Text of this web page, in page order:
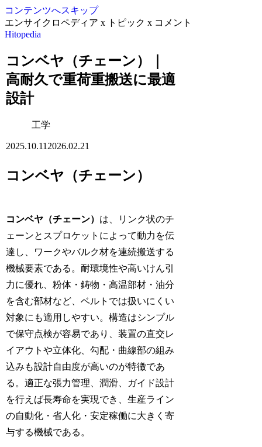
コンテンツへスキップ
エンサイクロペディア x トピック x コメント
Hitopedia
コンベヤ（チェーン）｜
高耐久で重荷重搬送に最適
設計
工学
2025.10.11 2026.02.21
コンベヤ（チェーン）
コンベヤ（チェーン） は、リンク状のチ
ェーンとスプロケットによって動力を伝
達し、ワークやバルク材を連続搬送する
機械要素である。耐環境性や高いけん引
力に優れ、粉体・鋳物・高温部材・油分
を含む部材など、ベルトでは扱いにくい
対象にも適用しやすい。構造はシンプル
で保守点検が容易であり、装置の直交レ
イアウトや立体化、勾配・曲線部の組み
込みも設計自由度が高いのが特徴であ
る。適正な張力管理、潤滑、ガイド設計
を行えば長寿命を実現でき、生産ライン
の自動化・省人化・安定稼働に大きく寄
与する機械である。